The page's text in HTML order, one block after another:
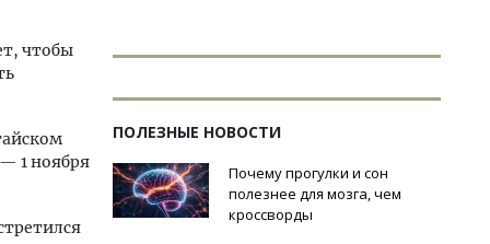
чтобы
1 ноября
ПОЛЕЗНЫЕ НОВОСТИ
Почему прогулки и сон
полезнее для мозга, чем
кроссворды